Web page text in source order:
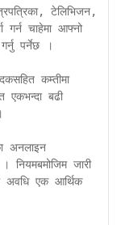
टेलिभिजन,
गर्न चाहेमा आफ्नो
पर्नेछ ।
कम्तीमा
एकभन्दा बढी
अनलाइन
नियमबमोजिम जारी
अवधि एक आर्थिक